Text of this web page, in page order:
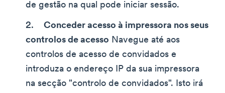
de gestão na qual pode iniciar sessão.
Conceder acesso à impressora nos seus
controlos de acesso Navegue até aos
controlos de acesso de convidados e
introduza o endereço IP da sua impressora
na secção "controlo de convidados". Isto irá